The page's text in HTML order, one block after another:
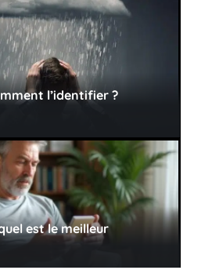
l’identifier ?
est le meilleur